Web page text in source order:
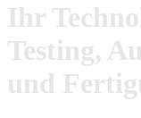
Ihr
Testing,
und